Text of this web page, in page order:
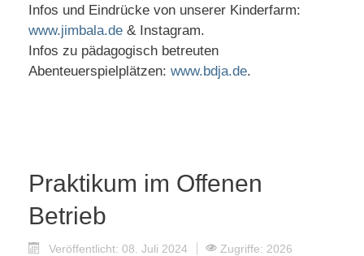
Infos und Eindrücke von unserer Kinderfarm:
www.jimbala.de & Instagram.
Infos zu pädagogisch betreuten
Abenteuerspielplätzen: www.bdja.de.
Praktikum im Offenen
Betrieb
Veröffentlicht: 08. Juli 2024 Zugriffe: 2026